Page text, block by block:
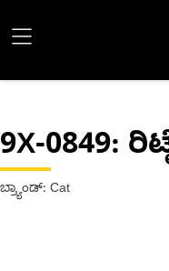
9X-0849:
ಬ್ರ್ಯಾಂಡ್: Cat